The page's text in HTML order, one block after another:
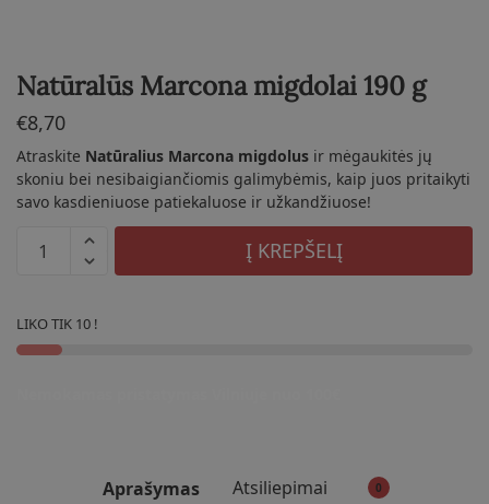
Natūralūs Marcona migdolai 190 g
€8,70
Atraskite Natūralius Marcona migdolus ir mėgaukitės jų
skoniu bei nesibaigiančiomis galimybėmis, kaip juos pritaikyti
savo kasdieniuose patiekaluose ir užkandžiuose!
produkto
kiekis:
Marcona
migdolai
Į KREPŠELĮ
LIKO TIK 10 !
Aprašymas Atsiliepimai 0